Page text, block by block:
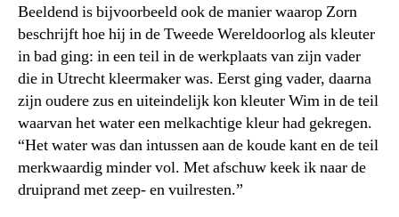
Beeldend is bijvoorbeeld ook de manier waarop Zorn
beschrijft hoe hij in de Tweede Wereldoorlog als kleuter
in bad ging: in een teil in de werkplaats van zijn vader
die in Utrecht kleermaker was. Eerst ging vader, daarna
zijn oudere zus en uiteindelijk kon kleuter Wim in de teil
waarvan het water een melkachtige kleur had gekregen.
“Het water was dan intussen aan de koude kant en de teil
merkwaardig minder vol. Met afschuw keek ik naar de
druiprand met zeep- en vuilresten.”